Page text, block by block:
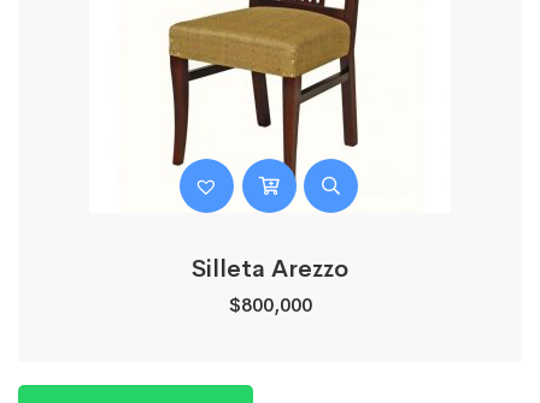
Silleta Arezzo
$800,000